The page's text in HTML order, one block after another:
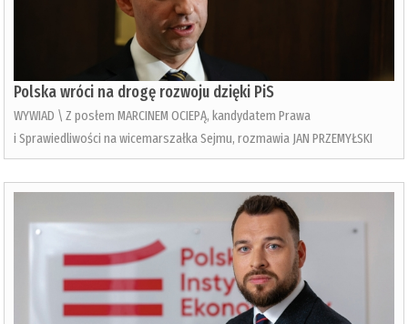
Polska wróci na drogę rozwoju dzięki PiS
WYWIAD \ Z posłem MARCINEM OCIEPĄ, kandydatem Prawa
i Sprawiedliwości na wicemarszałka Sejmu, rozmawia JAN PRZEMYŁSKI